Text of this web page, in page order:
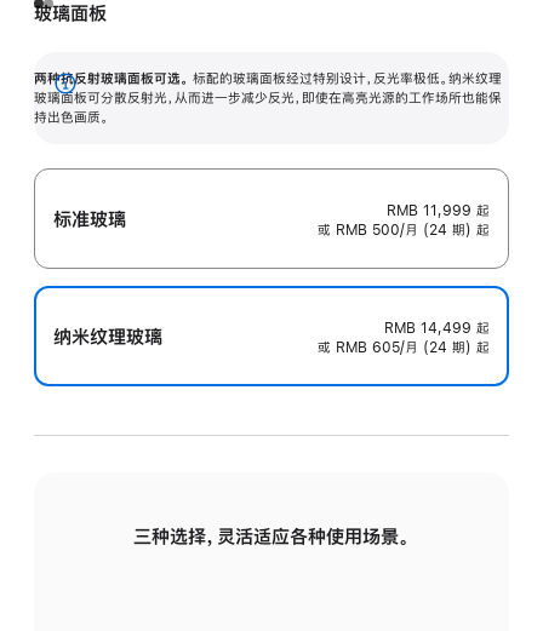
玻璃面板
两种抗反射玻璃面板可选。 标配的玻璃面板经过特别设计，反光率极低。纳米纹理
玻璃面板可分散反射光，从而进一步减少反光，即使在高亮光源的工作场所也能保
持出色画质。
展
开
标准玻璃 RMB 11,999 起
或 RMB 500/月 (24 期) 起
纳米纹理玻璃 RMB 14,499 起
或 RMB 605/月 (24 期) 起
三种选择，灵活适应各种使用场景。